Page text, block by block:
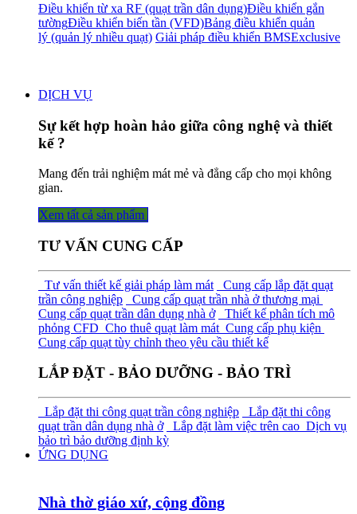
Điều khiển từ xa RF (quạt trần dân dụng)Điều khiển gắn
tườngĐiều khiển biến tần (VFD)Bảng điều khiển quản
lý (quản lý nhiều quạt) Giải pháp điều khiển BMSExclusive
DỊCH VỤ
Sự kết hợp hoàn hảo giữa công nghệ và thiết
kế ?
Mang đến trải nghiệm mát mẻ và đẳng cấp cho mọi không
gian.
Xem tất cả sả​​​​n phẩm
TƯ VẤN CUNG CẤP
Tư vấn thiết kế giải pháp làm mát
Cung cấp lắp đặt quạt
trần công nghiệp
Cung cấp quạt trần nhà ở thương mại
Cung cấp quạt trần dân dụng nhà ở
Thiết kế phân tích mô
phỏng CFD Cho thuê quạt làm mát Cung cấp phụ kiện
Cung cấp quạt tùy chỉnh theo yêu cầu thiết kế
LẮP ĐẶT - BẢO DƯỠNG - BẢO TRÌ
Lắp đặt thi công quạt trần công nghiệp
Lắp đặt thi công
quạt trần dân dụng nhà ở
Lắp đặt làm việc trên cao Dịch vụ
bảo trì bảo dưỡng định kỳ
ỨNG DỤNG
Nhà thờ giáo xứ, cộng đồng